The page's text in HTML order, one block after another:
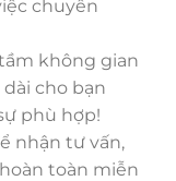
chuyên
không gian
cho bạn
phù hợp!
nhận tư vấn,
toàn miễn